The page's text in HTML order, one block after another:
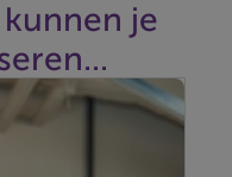
je
u klaar om al uw
met u uw